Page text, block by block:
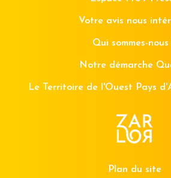
Votre avis nous
Qui sommes-nous
Notre démarche
Le Territoire de l'Ouest Pays
Plan du site